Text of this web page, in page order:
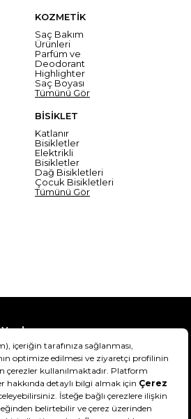
KOZMETİK
Saç Bakım
Ürünleri
Parfüm ve
Deodorant
Highlighter
Saç Boyası
Tümünü Gör
BİSİKLET
Katlanır
Bisikletler
Elektrikli
Bisikletler
Dağ Bisikletleri
Çocuk Bisikletleri
Tümünü Gör
Yardım
Teslimat Bilgisi
Şartlar & Koşullar
Hakkımızda